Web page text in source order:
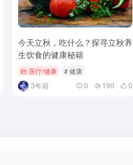
今天立秋，吃什么？探寻立秋养
生饮食的健康秘籍
医疗/健康 # 健康
3年前 0 190 0